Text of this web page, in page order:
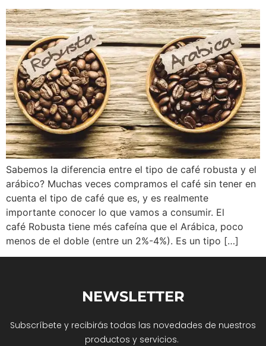
Sabemos la diferencia entre el tipo de café robusta y el
arábico? Muchas veces compramos el café sin tener en
cuenta el tipo de café que es, y es realmente
importante conocer lo que vamos a consumir. El
café Robusta tiene més cafeína que el Arábica, poco
menos de el doble (entre un 2%-4%). Es un tipo […]
NEWSLETTER
Subscríbete y recibirás todas las novedades de nuestros
productos y servicios.